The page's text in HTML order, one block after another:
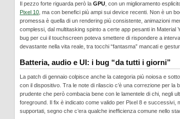
Il pezzo forte riguarda però la GPU , con un miglioramento
Pixel 10 , ma con benefici più ampi sui device recenti. Non è un
promessa è quella di un rendering più consistente, animazioni
complessi, dal multitasking spinto a certe app pesanti in Material
bug per cui il touchscreen poteva smettere di rispondere a
devastante nella vita reale, tra tocchi “fantasma” mancati e
Batteria, audio e UI: i bug “da tutti i giorni”
La patch di gennaio colpisce anche la categoria più noiosa e
con il dispositivo. Tra le note di rilascio c’è una correzione per la
prudente che però combacia bene con le lamentele di chi, negli
foreground. Il fix è indicato come valido per Pixel 8 e successivi,
supportati, segno che c’era qualche inefficienza comune nello